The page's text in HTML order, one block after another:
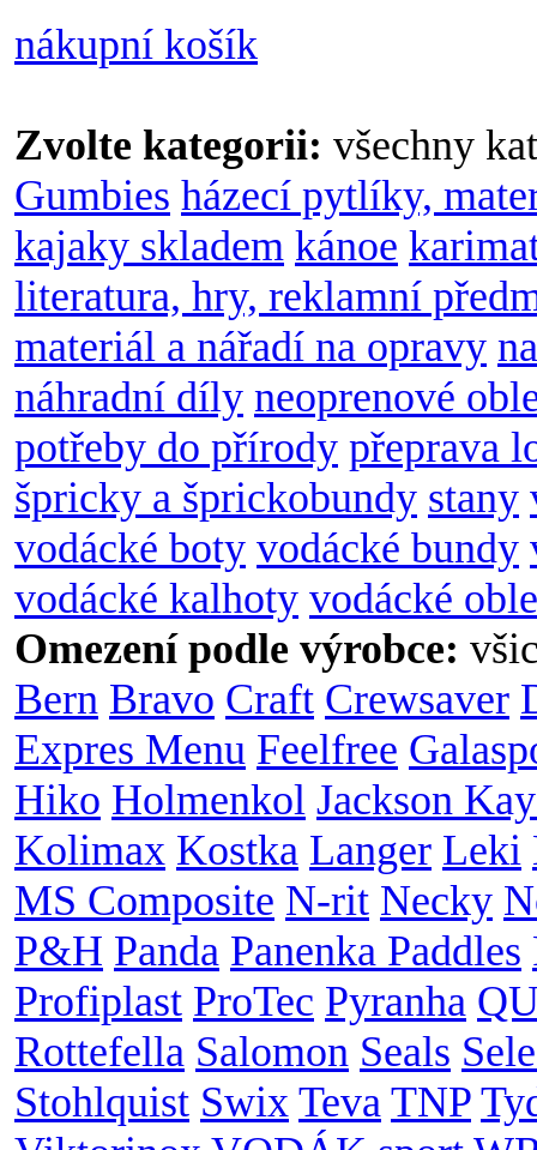
nákupní košík
Zvolte kategorii: všechny
Gumbies házecí pytlíky,
kajaky skladem kánoe
literatura, hry, reklamní
materiál a nářadí na opravy
náhradní díly neoprenové
potřeby do přírody přeprava
špricky a šprickobundy stany
vodácké boty vodácké bundy
vodácké kalhoty vodácké
Omezení podle výrobce:
Bern Bravo Craft Crewsaver
Expres Menu Feelfree
Hiko Holmenkol Jackson
Kolimax Kostka Langer Leki
MS Composite N-rit Necky
P&H Panda Panenka Paddles
Profiplast ProTec Pyranha
Rottefella Salomon Seals
Stohlquist Swix Teva TNP